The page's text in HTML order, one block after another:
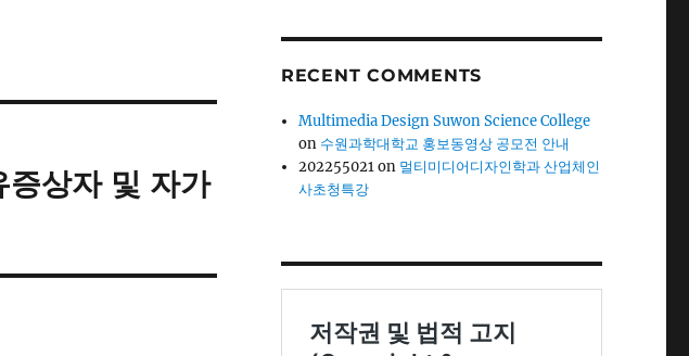
상자 및 자가
RECENT COMMENTS
Multimedia Design Suwon Science College
on 수원과학대학교 홍보동영상 공모전 안내
202255021on 멀티미디어디자인학과 산업체인
사초청특강